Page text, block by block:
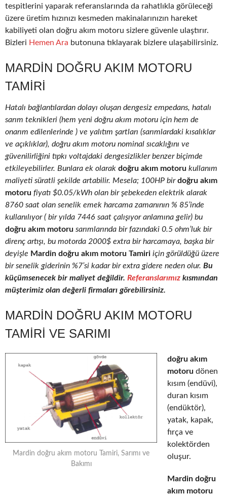
tespitlerini yaparak referanslarında da rahatlıkla görüleceği
üzere üretim hızınızı kesmeden makinalarınızın hareket
kabiliyeti olan doğru akım motoru sizlere güvenle ulaştırır.
Bizleri Hemen Ara butonuna tıklayarak bizlere ulaşabilirsiniz.
MARDIN DOĞRU AKIM MOTORU
TAMIRI
Hatalı bağlantılardan dolayı oluşan dengesiz empedans, hatalı
sarım teknikleri (hem yeni doğru akım motoru için hem de
onarım edilenlerinde ) ve yalıtım şartları (sarımlardaki kısalıklar
ve açıklıklar), doğru akım motoru nominal sıcaklığını ve
güvenilirliğini tıpkı voltajdaki dengesizlikler benzer biçimde
etkileyebilirler. Bunlara ek olarak doğru akım motoru kullanım
maliyeti süratli şekilde artabilir. Mesela; 100HP birdoğru akım
motoru fiyatı $0.05/kWh olan bir şebekeden elektrik alarak
8760 saat olan senelik emek harcama zamanının % 85’inde
kullanılıyor ( bir yılda 7446 saat çalışıyor anlamına gelir) bu
doğru akım motoru sarımlarında bir fazındaki 0.5 ohm’luk bir
direnç artışı, bu motorda 2000$ extra bir harcamaya, başka bir
deyişle Mardin doğru akım motoru Tamiri için görüldüğü üzere
bir senelik giderinin %7’si kadar bir extra gidere neden olur. Bu
küçümsenecek bir maliyet değildir. Referanslarımız kısmından
müşterimiz olan değerli firmaları görebilirsiniz.
MARDIN DOĞRU AKIM MOTORU
TAMIRI VE SARIMI
Mardin doğru akım motoru Tamiri, Sarımı ve
Bakımı
doğru akım
motoru dönen
kısım (endüvi),
duran kısım
(endüktör),
yatak, kapak,
fırça ve
kolektörden
oluşur.
Mardin doğru
akım motoru